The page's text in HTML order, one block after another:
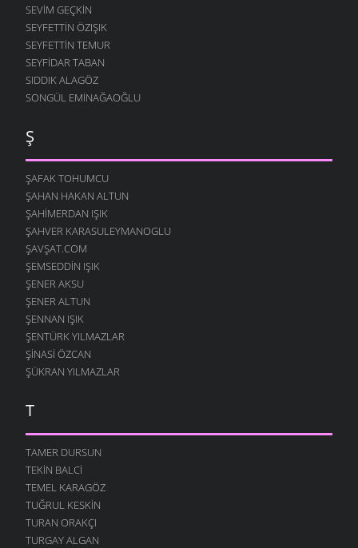
SEVIM GEÇKIN
SEYFETTIN ÖZIŞIK
SEYFETTIN TEMUR
SEYFIDAR TABAN
SIDDIK ALAGÖZ
SONGÜL EMINAĞAOĞLU
Ş
ŞAFAK TOHUMCU
ŞAHAN HAKAN ALTUN
ŞAHIMERDAN IŞIK
ŞAHVER KARASULEYMANOGLU
ŞAVŞAT.COM
ŞEMSEDDIN IŞIK
ŞENER AKSU
ŞENER ALTUN
ŞENNAN IŞIK
ŞENTÜRK YILMAZLAR
ŞINASI ÖZCAN
ŞÜKRAN YILMAZLAR
T
TAMER DURSUN
TEKIN BALCI
TEMEL KARAGÖZ
TUĞRUL KESKIN
TURAN ORAKÇI
TURGAY ALGAN